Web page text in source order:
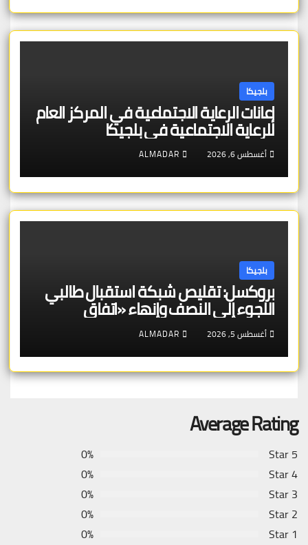
بلجيكا
إعانات الرعاية الاجتماعية في المركز العام
للرعاية الاجتماعية في بلجيكا
أغسطس 6, 2026 ALMADAR
بلجيكا
بروكسل: تقليص شبكة استقبال طالبي
اللجوء إلى النصف وإنهاء «اتفاق
بروكسل»
أغسطس 5, 2026 ALMADAR
Average Rating
5 Star
0%
4 Star
0%
3 Star
0%
2 Star
0%
1 Star
0%